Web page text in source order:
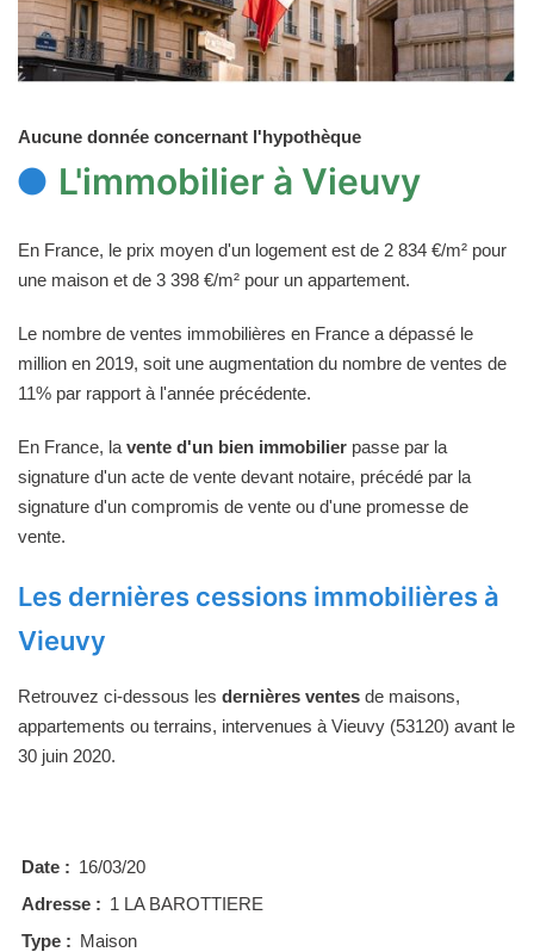
Aucune donnée concernant l'hypothèque
L'immobilier à Vieuvy
En France, le prix moyen d'un logement est de 2 834 €/m² pour
une maison et de 3 398 €/m² pour un appartement.
Le nombre de ventes immobilières en France a dépassé le
million en 2019, soit une augmentation du nombre de ventes de
11% par rapport à l'année précédente.
En France, la vente d'un bien immobilier passe par la
signature d'un acte de vente devant notaire, précédé par la
signature d'un compromis de vente ou d'une promesse de
vente.
Les dernières cessions immobilières à
Vieuvy
Retrouvez ci-dessous les dernières ventes de maisons,
appartements ou terrains, intervenues à Vieuvy (53120) avant le
30 juin 2020.
Date : 16/03/20
Adresse : 1 LA BAROTTIERE
Type : Maison